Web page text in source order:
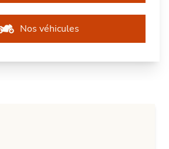
Nos véhicules